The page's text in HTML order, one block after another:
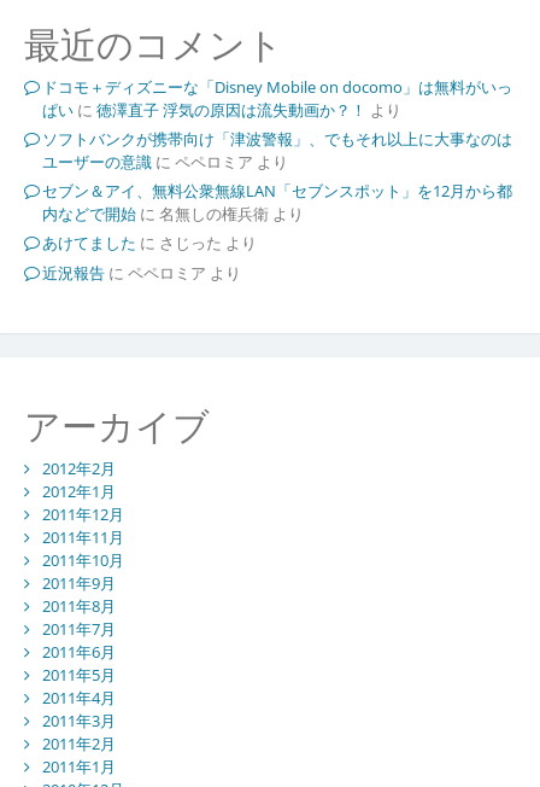
最近のコメント
ドコモ＋ディズニーな「Disney Mobile on docomo」は無料がいっ
ぱいに 徳澤直子 浮気の原因は流失動画か？！ より
ソフトバンクが携帯向け「津波警報」、でもそれ以上に大事なのは
ユーザーの意識に ペペロミア より
セブン＆アイ、無料公衆無線LAN「セブンスポット」を12月から都
内などで開始に 名無しの権兵衛より
あけてました に さじった より
近況報告に ペペロミア より
アーカイブ
2012年2月
2012年1月
2011年12月
2011年11月
2011年10月
2011年9月
2011年8月
2011年7月
2011年6月
2011年5月
2011年4月
2011年3月
2011年2月
2011年1月